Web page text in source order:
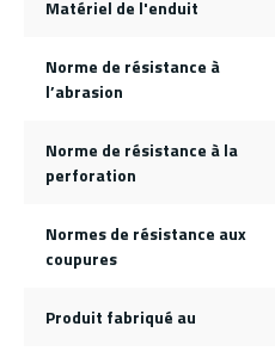
Matériel de l'enduit
Norme de résistance à
l’abrasion
Norme de résistance à la
perforation
Normes de résistance aux
coupures
Produit fabriqué au